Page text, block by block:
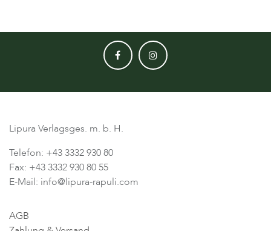
Lipura Verlagsges. m. b. H.
Telefon: +43 3332 930 80
Fax: +43 3332 930 80 55
E-Mail: info@lipura-rapuli.com
AGB